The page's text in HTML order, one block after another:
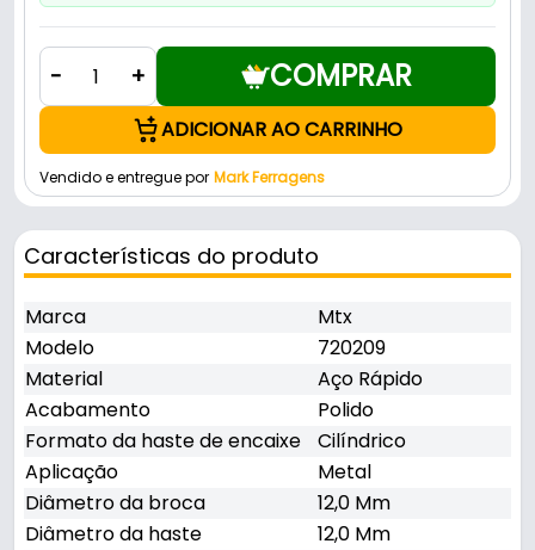
- + COMPRAR
ADICIONAR AO CARRINHO
Vendido e entregue por Mark Ferragens
Características do produto
Marca
Mtx
Modelo
720209
Material
Aço Rápido
Acabamento
Polido
Formato da haste de encaixe
Cilíndrico
Aplicação
Metal
Diâmetro da broca
12,0 Mm
Diâmetro da haste
12,0 Mm